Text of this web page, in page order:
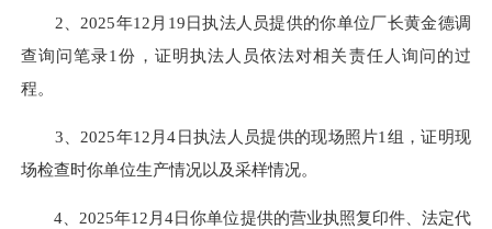
2、2025年12月19日执法人员提供的你单位厂长黄金德调
查询问笔录1份，证明执法人员依法对相关责任人询问的过
程。
3、2025年12月4日执法人员提供的现场照片1组，证明现
场检查时你单位生产情况以及采样情况。
4、2025年12月4日你单位提供的营业执照复印件、法定代